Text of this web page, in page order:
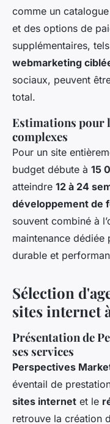
comme un
et des options de
supplémentaires,
webmarketing
sociaux, peuvent
total.
Estimations pour
complexes
Pour un site
budget débute à 15
atteindre 12 à 24
développement de
souvent combiné à
maintenance dédiée
durable et
Sélection
sites internet
Présentation de
ses services
Perspectives
éventail de
sites internet et le
retrouve la création